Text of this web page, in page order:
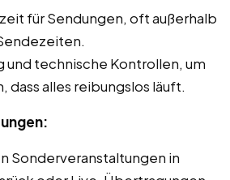
für Sendungen, oft außerhalb
und technische Kontrollen, um
dass alles reibungslos läuft.
Sonderveranstaltungen in